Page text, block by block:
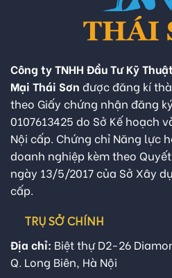
Công ty TNHH Đầu Tư Kỹ
Mại Thái Sơn được đăng kí
theo Giấy chứng nhận đăng
0107613425 do Sở Kế hoạch
Nội cấp. Chứng chỉ Năng lực
doanh nghiệp kèm theo
ngày 13/5/2017 của Sở Xây
cấp.
TRỤ SỞ CHÍNH
Địa chỉ: Biệt thự D2-26
Q. Long Biên, Hà Nội